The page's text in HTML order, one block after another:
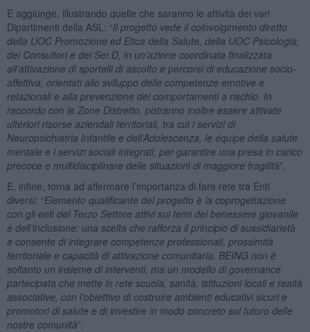
E aggiunge, illustrando quelle che saranno le attività dei vari
Dipartimenti della ASL: “Il progetto vede il coinvolgimento diretto
della UOC Promozione ed Etica della Salute, della UOC Psicologia,
dei Consultori e dei Ser.D, in un’azione coordinata finalizzata
all’attivazione di sportelli di ascolto e percorsi di educazione socio-
affettiva, orientati allo sviluppo delle competenze emotive e
relazionali e alla prevenzione dei comportamenti a rischio. In
raccordo con le Zone Distretto, potranno inoltre essere attivate
ulteriori risorse aziendali territoriali, tra cui i servizi di
Neuropsichiatria Infantile e dell’Adolescenza, le équipe della salute
mentale e i servizi sociali integrati, per garantire una presa in carico
precoce e multidisciplinare delle situazioni di maggiore fragilità”.
E, infine, torna ad affermare l’importanza di fare rete tra Enti
diversi: “Elemento qualificante del progetto è la coprogettazione
con gli enti del Terzo Settore attivi sui temi del benessere giovanile
e dell’inclusione: una scelta che rafforza il principio di sussidiarietà
e consente di integrare competenze professionali, prossimità
territoriale e capacità di attivazione comunitaria. BEING non è
soltanto un insieme di interventi, ma un modello di governance
partecipata che mette in rete scuola, sanità, istituzioni locali e realtà
associative, con l’obiettivo di costruire ambienti educativi sicuri e
promotori di salute e di investire in modo concreto sul futuro delle
nostre comunità”.